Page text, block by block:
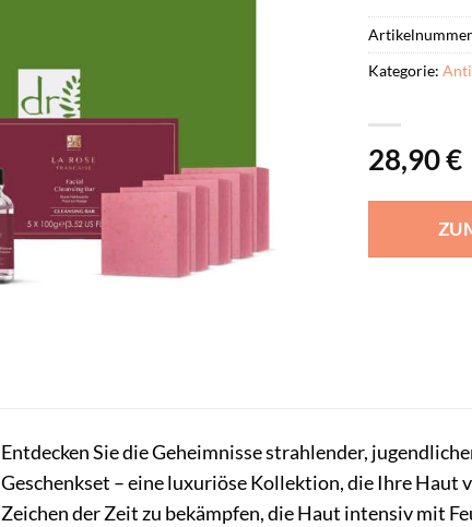
28,90€
Kategorie:
Entdecken Sie die Geheimnisse strahlender,
Geschenkset – eine luxuriöse Kollektion, die Ihre
Zeichen der Zeit zu bekämpfen, die Haut intensiv mit